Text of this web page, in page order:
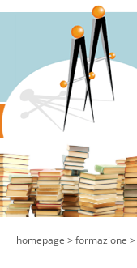
homepage > formazione >